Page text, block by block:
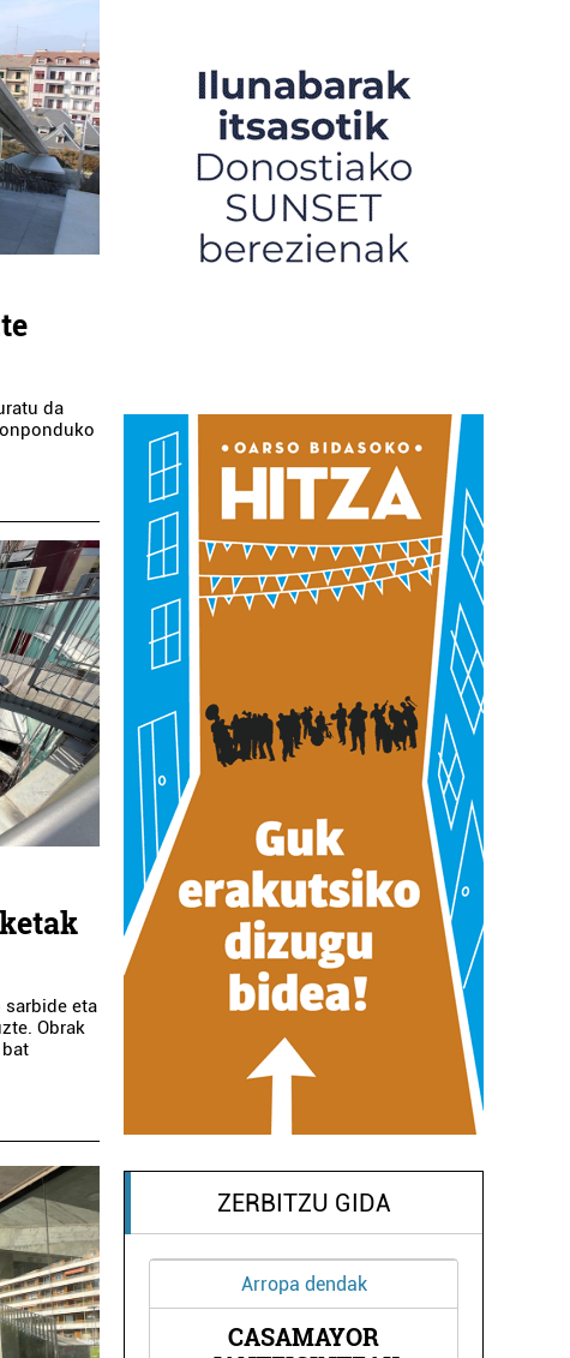
da
sarbide eta
Obrak
ZERBITZU GIDA
Argazkilaritza
VALENTIN FOTO-BIDEOA